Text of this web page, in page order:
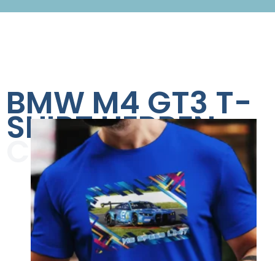
BMW M4 GT3 T-
SHIRT HERREN
COLLECTION